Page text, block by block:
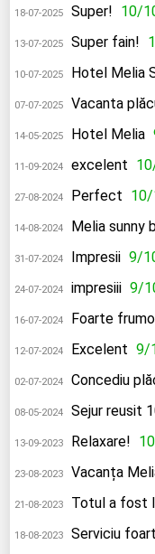
18-07-2025 Super! 10/
13-07-2025 Super fain!
10-07-2025 Hotel Melia
07-07-2025 Vacanta
14-05-2025 Hotel Melia
11-09-2024 excelent
27-08-2024 Perfect
14-08-2024 Melia sunny
31-07-2024 Impresii 9/
24-07-2024 impresiii 9/
16-07-2024 Foarte
12-07-2024 Excelent 9/
02-07-2024 Concediu
08-05-2024 Sejur reusit
13-09-2023 Relaxare!
23-08-2023 Vacanța
21-08-2023 Totul a fost
18-08-2023 Serviciu